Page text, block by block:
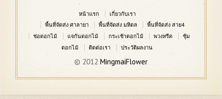
หน้าแรก
เกี่ยวกับเรา
พื้นที่จัดส่ง ศาลายา
พื้นที่จัดส่ง มหิดล
พื้นที่จัดส่ง สาย4
ช่อดอกไม้
แจกันดอกไม้ กระเช้าดอกไม้ พวงหรีด
ซุ้ม
ดอกไม้
ติดต่อเรา ประวัติผลงาน
© 2012 MingmaiFlower